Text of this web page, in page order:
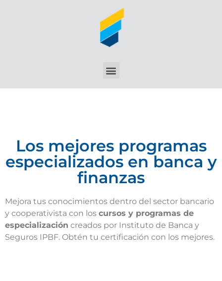
Los mejores programas
especializados en banca y
finanzas
Mejora tus conocimientos dentro del sector bancario
y cooperativista con los cursos y programas de
especialización creados por Instituto de Banca y
Seguros IPBF. Obtén tu certificación con los mejores.